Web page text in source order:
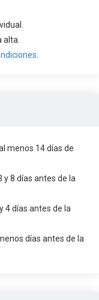
menos 14 días de
y 8 días antes de la
4 días antes de la
días antes de la